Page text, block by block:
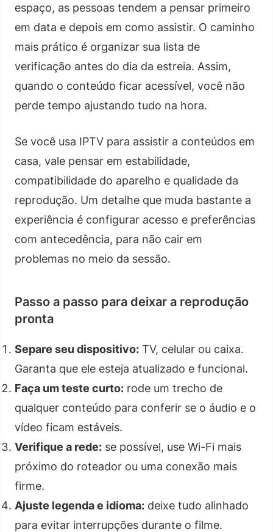
espaço, as pessoas tendem a pensar primeiro
em data e depois em como assistir. O caminho
mais prático é organizar sua lista de
verificação antes do dia da estreia. Assim,
quando o conteúdo ficar acessível, você não
perde tempo ajustando tudo na hora.
Se você usa IPTV para assistir a conteúdos em
casa, vale pensar em estabilidade,
compatibilidade do aparelho e qualidade da
reprodução. Um detalhe que muda bastante a
experiência é configurar acesso e preferências
com antecedência, para não cair em
problemas no meio da sessão.
Passo a passo para deixar a reprodução
pronta
Separe seu dispositivo: TV, celular ou caixa.
Garanta que ele esteja atualizado e funcional.
Faça um teste curto: rode um trecho de
qualquer conteúdo para conferir se o áudio e o
vídeo ficam estáveis.
Verifique a rede: se possível, use Wi-Fi mais
próximo do roteador ou uma conexão mais
firme.
Ajuste legenda e idioma: deixe tudo alinhado
para evitar interrupções durante o filme.